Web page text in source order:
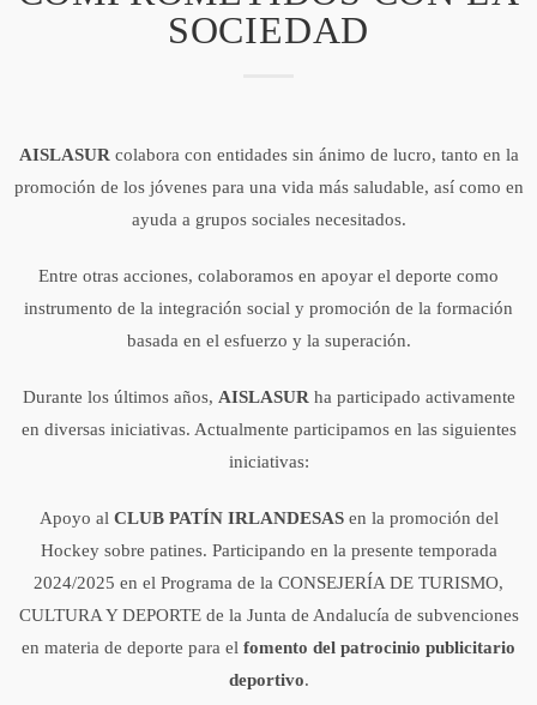
SOCIEDAD
AISLASUR colabora con entidades sin ánimo de lucro, tanto en la
promoción de los jóvenes para una vida más saludable, así como en
ayuda a grupos sociales necesitados.
Entre otras acciones, colaboramos en apoyar el deporte como
instrumento de la integración social y promoción de la formación
basada en el esfuerzo y la superación.
Durante los últimos años, AISLASUR ha participado activamente
en diversas iniciativas. Actualmente participamos en las siguientes
iniciativas:
Apoyo al CLUB PATÍN IRLANDESASen la promoción del
Hockey sobre patines. Participando en la presente temporada
2024/2025 en el Programa de la CONSEJERÍA DE TURISMO,
CULTURA Y DEPORTE de la Junta de Andalucía de subvenciones
en materia de deporte para el fomento del patrocinio publicitario
deportivo.